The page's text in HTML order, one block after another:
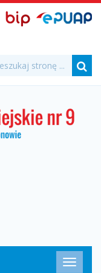
BIP,
Biuletyn
Informacji
EPUAP